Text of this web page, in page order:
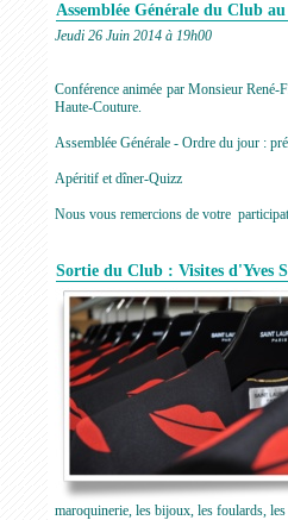
Assemblée Générale du Club
Jeudi 26 Juin 2014 à 19h00
Conférence animée par Monsieur
Haute-Couture.
Assemblée Générale - Ordre du jour :
Apéritif et dîner-Quizz
Nous vous remercions de votre
Sortie du Club : Visites d'Yves
maroquinerie, les bijoux, les foulards, les